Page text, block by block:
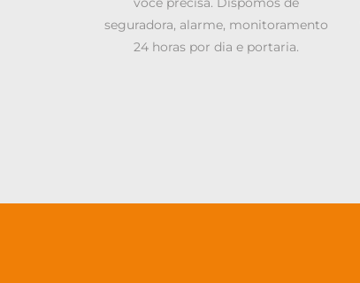
seguradora, alarme, monitoramento
24 horas por dia e portaria.